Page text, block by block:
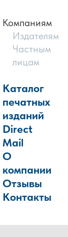
Компаниям
Издателям
Частным
лицам
Каталог
печатных
изданий
Direct
Mail
О
компании
Отзывы
Контакты